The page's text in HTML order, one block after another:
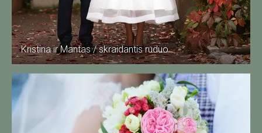
Kristina ir Mantas / skraidantis ruduo